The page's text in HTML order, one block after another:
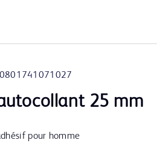
25 mm
pour homme